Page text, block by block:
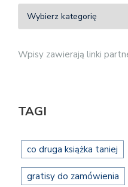
Wpisy zawierają linki
TAGI
co druga książka taniej
gratisy do zamówienia